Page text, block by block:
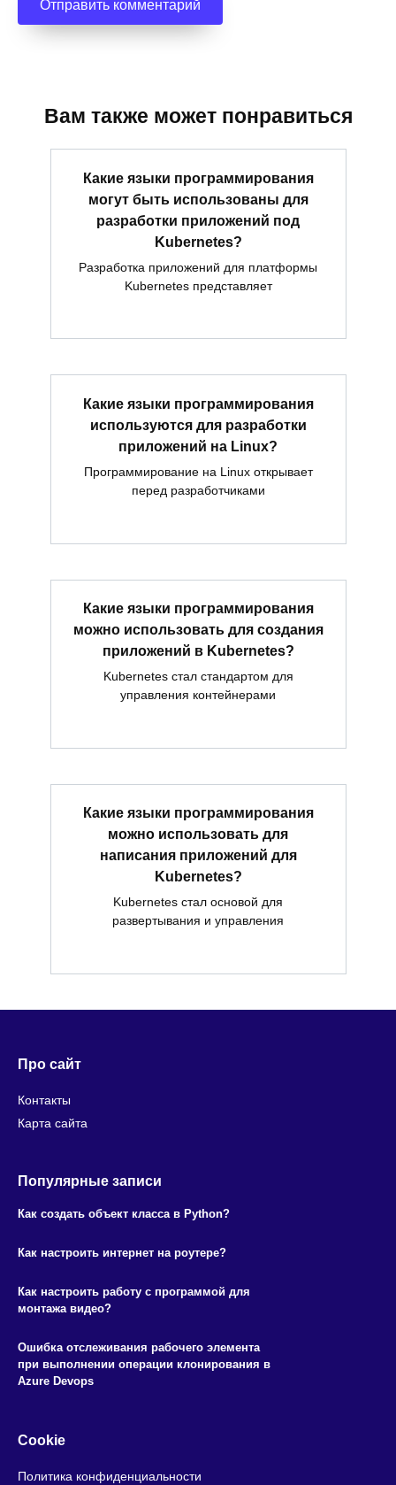
Вам также может понравиться
Какие языки программирования
могут быть использованы для
разработки приложений под
Kubernetes?
Разработка приложений для платформы
Kubernetes представляет
Какие языки программирования
используются для разработки
приложений на Linux?
Программирование на Linux открывает
перед разработчиками
Какие языки программирования
можно использовать для создания
приложений в Kubernetes?
Kubernetes стал стандартом для
управления контейнерами
Какие языки программирования
можно использовать для
написания приложений для
Kubernetes?
Kubernetes стал основой для
развертывания и управления
Про сайт
Контакты
Карта сайта
Популярные записи
Как создать объект класса в Python?
Как настроить интернет на роутере?
Как настроить работу с программой для
монтажа видео?
Ошибка отслеживания рабочего элемента
при выполнении операции клонирования в
Azure Devops
Cookie
Политика конфиденциальности